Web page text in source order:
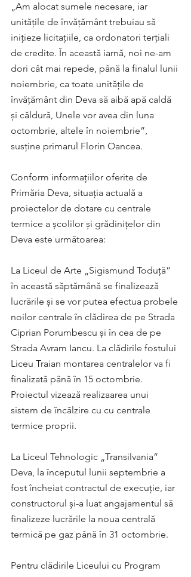
„Am alocat sumele necesare, iar
unitățile de învățământ trebuiau să
inițieze licitațiile, ca ordonatori terțiali
de credite. În această iarnă, noi ne-am
dori cât mai repede, până la finalul lunii
noiembrie, ca toate unitățile de
învățământ din Deva să aibă apă caldă
și căldură, Unele vor avea din luna
octombrie, altele în noiembrie”,
susține primarul Florin Oancea.
Conform informaţiilor oferite de
Primăria Deva, situaţia actuală a
proiectelor de dotare cu centrale
termice a şcolilor şi grădiniţelor din
Deva este următoarea:
La Liceul de Arte „Sigismund Toduţă”
în această săptămână se finalizează
lucrările și se vor putea efectua probele
noilor centrale în clădirea de pe Strada
Ciprian Porumbescu și în cea de pe
Strada Avram Iancu. La clădirile fostului
Liceu Traian montarea centralelor va fi
finalizată până în 15 octombrie.
Proiectul vizează realizaarea unui
sistem de încălzire cu cu centrale
termice proprii.
La Liceul Tehnologic „Transilvania”
Deva, la începutul lunii septembrie a
fost încheiat contractul de execuţie, iar
constructorul și-a luat angajamentul să
finalizeze lucrările la noua centrală
termică pe gaz până în 31 octombrie.
Pentru clădirile Liceului cu Program